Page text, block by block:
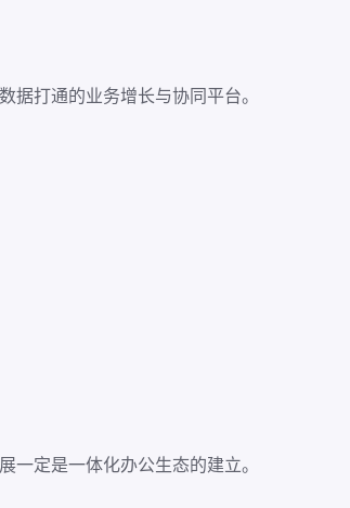
据打通的业务增长与协同平台。
一定是一体化办公生态的建立。